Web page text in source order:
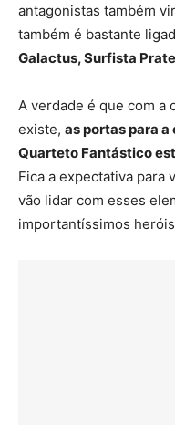
antagonistas também
também é bastante
Galactus, Surfista
A verdade é que com a
existe, as portas para
Quarteto Fantástico
Fica a expectativa para
vão lidar com esses
importantíssimos